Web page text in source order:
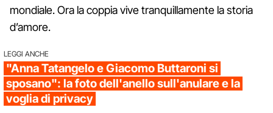
mondiale. Ora la coppia vive tranquillamente la storia
d’amore.
LEGGI ANCHE
"Anna Tatangelo e Giacomo Buttaroni si
sposano": la foto dell'anello sull'anulare e la
voglia di privacy